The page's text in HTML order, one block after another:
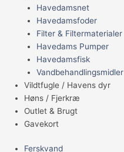
Havedamsnet
Havedamsfoder
Filter & Filtermaterialer
Havedams Pumper
Havedamsfisk
Vandbehandlingsmidler
Vildtfugle / Havens dyr
Høns / Fjerkræ
Outlet & Brugt
Gavekort
Ferskvand